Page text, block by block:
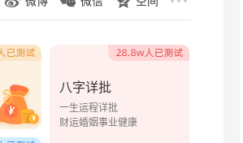
八字详批
一生运程详批
财运婚姻事业健康